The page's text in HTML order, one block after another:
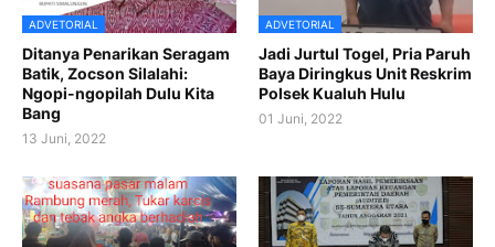
ADVETORIAL
Ditanya Penarikan Seragam
Batik, Zocson Silalahi:
Ngopi-ngopilah Dulu Kita
Bang
13 Juni, 2022
ADVETORIAL
Jadi Jurtul Togel, Pria Paruh
Baya Diringkus Unit Reskrim
Polsek Kualuh Hulu
01 Juni, 2022